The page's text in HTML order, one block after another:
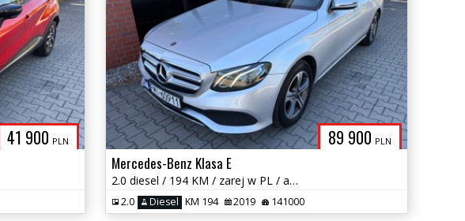
41 900 PLN 89 900 PLN
Mercedes-Benz Klasa E
2.0 diesel / 194 KM / zarej w PL / automat /zadbany /książka serwisowa
2.0 Diesel KM 194 2019 141000